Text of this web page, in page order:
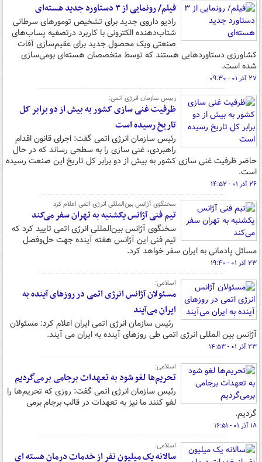
فیلم/ رونمایی از ۳ دستاورد جدید هسته‌ای
رادیو داروی جدید برای تشخیص تومورهای سرطانی
شتاب‌دهنده الکترونی با کاربرد درتصفیه پساب‌های
صنعتی ویک محصول جدید برای عقیم‌سازی آفات
کشاورزی دستاوردهایی هستند که توسط متخصصان هسته‌ای بومی‌سازی
شده است.
۲۷ آذر ۰۱ - ۰۹:۳۰
رییس سازمان انرژی اتمی:
ظرفیت غنی سازی کشور به بیش از دو برابر کل
تاریخ رسیده است
رئیس سازمان انرژی اتمی گفت: اجرای قانون اقدام
راهبردی، غنی سازی را به سطحی رساند که در حال
حاضر ظرفیت غنی سازی کشور به بیش از دو برابر کل تاریخ این صنعت رسیده
است.
۲۶ آذر ۰۱ - ۱۴:۵۲
سخنگوی آژانس بین‌المللی انرژی اتمی اعلام کرد
تیم فنی آژانس یکشنبه به تهران سفر می‌کند
سخنگوی آژانس بین‌المللی انرژی اتمی تایید کرد که
تیم فنی این آژانس هفته آینده جهت حل‌وفصل
مسائل پادمانی به ایران سفر خواهد کرد.
۲۳ آذر ۰۱ - ۱۹:۴۰
اسلامی:
مسئولان آژانس انرژی اتمی در روزهای آینده به
ایران می‌آیند
رئیس سازمان انرژی اتمی ایران اعلام کرد: مسئولان
آژانس بین المللی انرژی اتمی طی روزهای آینده به ایران می آیند.
۲۳ آذر ۰۱ - ۱۴:۵۳
اسلامی:
تحریم‌ها لغو شود به تعهدات برجامی برمی‌گردیم
رئیس سازمان انرژی اتمی گفت: روزی که تحریم‌ها را
لغو کنند ما نیز به تعهدات در قالب برجام برمی
گردیم.
۱۸ آذر ۰۱ - ۱۶:۵۱
اسلامی:
سالانه یک میلیون نفر از خدمات درمان هسته ای